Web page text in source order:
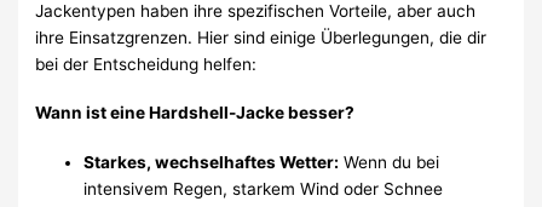
Jackentypen haben ihre spezifischen Vorteile, aber auch
ihre Einsatzgrenzen. Hier sind einige Überlegungen, die dir
bei der Entscheidung helfen:
Wann ist eine Hardshell-Jacke besser?
Starkes, wechselhaftes Wetter: Wenn du bei
intensivem Regen, starkem Wind oder Schnee